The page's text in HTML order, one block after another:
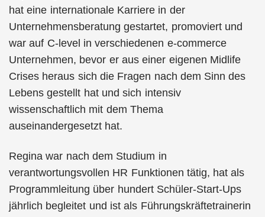
hat eine internationale Karriere in der
Unternehmensberatung gestartet, promoviert und
war auf C-level in verschiedenen e-commerce
Unternehmen, bevor er aus einer eigenen Midlife
Crises heraus sich die Fragen nach dem Sinn des
Lebens gestellt hat und sich intensiv
wissenschaftlich mit dem Thema
auseinandergesetzt hat.
Regina war nach dem Studium in
verantwortungsvollen HR Funktionen tätig, hat als
Programmleitung über hundert Schüler-Start-Ups
jährlich begleitet und ist als Führungskräftetrainerin